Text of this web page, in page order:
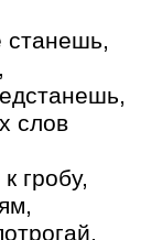
станешь,
слов
гробу,